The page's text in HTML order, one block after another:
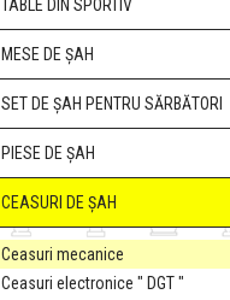
TABLE DIN SPORTIV
MESE DE ȘAH
SET DE ȘAH PENTRU SĂRBĂTORI
PIESE DE ȘAH
CEASURI DE ȘAH
Ceasuri mecanice
Ceasuri electronice " DGT "